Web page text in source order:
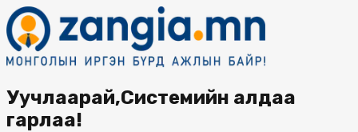
Уучлаарай,Системийн алдаа
гарлаа!